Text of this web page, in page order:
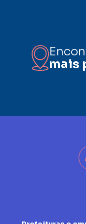
mais